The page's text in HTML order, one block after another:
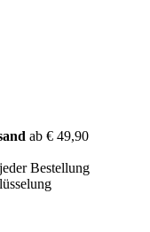
ab € 49,90
Bestellung